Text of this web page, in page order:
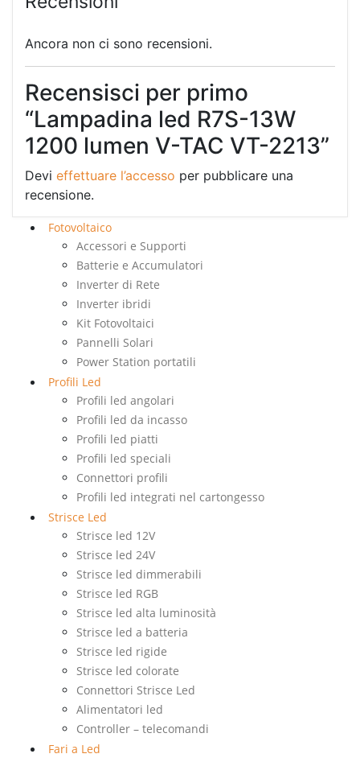
Ancora non ci sono recensioni.
Recensisci per primo
“Lampadina led R7S-13W
1200 lumen V-TAC VT-2213”
Devi effettuare l’accesso per pubblicare una
recensione.
Fotovoltaico
Accessori e Supporti
Batterie e Accumulatori
Inverter di Rete
Inverter ibridi
Kit Fotovoltaici
Pannelli Solari
Power Station portatili
Profili Led
Profili led angolari
Profili led da incasso
Profili led piatti
Profili led speciali
Connettori profili
Profili led integrati nel cartongesso
Strisce Led
Strisce led 12V
Strisce led 24V
Strisce led dimmerabili
Strisce led RGB
Strisce led alta luminosità
Strisce led a batteria
Strisce led rigide
Strisce led colorate
Connettori Strisce Led
Alimentatori led
Controller – telecomandi
Fari a Led